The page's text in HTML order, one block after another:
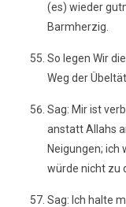
(es) wieder
Barmherzig.
So legen Wir
Weg der
Sag: Mir ist
anstatt Allahs
Neigungen;
würde nicht zu
Sag: Ich halte